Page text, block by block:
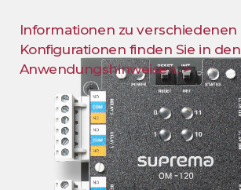
Informationen zu verschiedenen
Konfigurationen finden Sie in den
Anwendungshinweisen. >